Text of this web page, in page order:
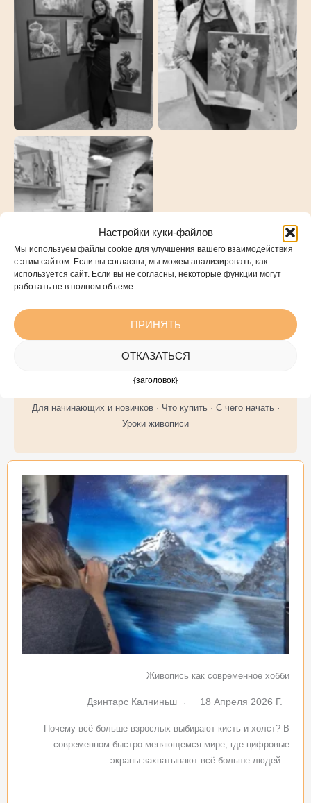
Настройки куки-файлов
Мы используем файлы cookie для улучшения вашего взаимодействия
с этим сайтом. Если вы согласны, мы можем анализировать, как
используется сайт. Если вы не согласны, некоторые функции могут
работать не в полном объеме.
ПРИНЯТЬ
ОТКАЗАТЬСЯ
{заголовок}
Для начинающих и новичков · Что купить · С чего начать ·
Уроки живописи
Живопись как современное хобби
Дзинтарс Калниньш 18 Апреля 2026 Г.
Почему всё больше взрослых выбирают кисть и холст? В
современном быстро меняющемся мире, где цифровые
экраны захватывают всё больше людей…